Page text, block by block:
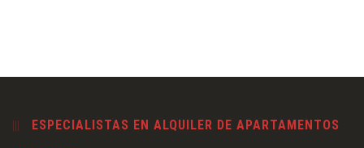
ESPECIALISTAS EN ALQUILER DE APARTAMENTOS